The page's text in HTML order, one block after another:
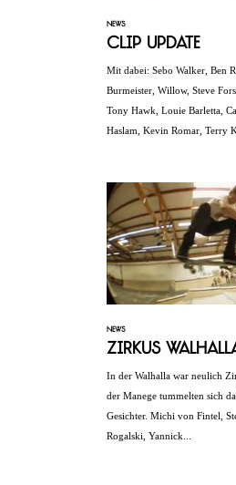
NEWS
Clip Update
Mit dabei: Sebo Walker, Ben
Burmeister, Willow, Steve
Tony Hawk, Louie Barletta,
Haslam, Kevin Romar, Terry
NEWS
Zirkus
In der Walhalla war neulich
der Manege tummelten sich
Gesichter. Michi von Fintel,
Rogalski, Yannick...